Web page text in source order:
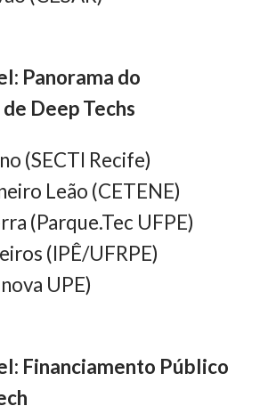
Panorama do
Deep Techs
(SECTI Recife)
Leão (CETENE)
(Parque.Tec UFPE)
(IPÊ/UFRPE)
UPE)
Financiamento Público